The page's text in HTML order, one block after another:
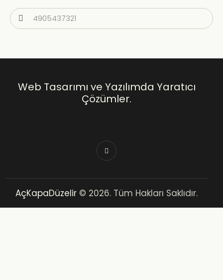
Web Tasarımı ve Yazılımda Yaratıcı
Çözümler.
AçKapaDüzelir © 2026. Tüm Hakları Saklıdır.